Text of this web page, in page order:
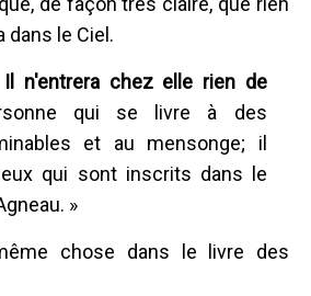
dans le Ciel.
Il n'entrera chez elle rien de
qui se livre à des
et au mensonge; il
qui sont inscrits dans le
»
chose dans le livre des